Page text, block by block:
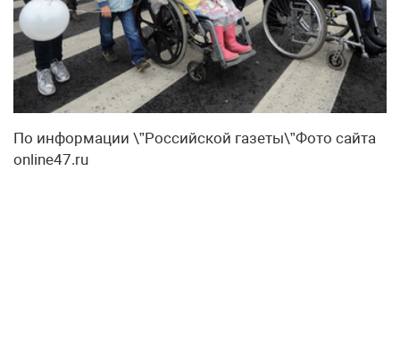
По информации \”Российской газеты\”Фото сайта
online47.ru